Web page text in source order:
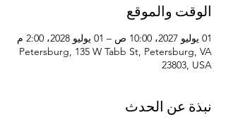
الوقت والموقع
01 يوليو 2027، 10:00 ص – 01 يوليو 2028، 2:00 م
Petersburg, 135 W Tabb St, Petersburg, VA
23803, USA
نبذة عن الحدث